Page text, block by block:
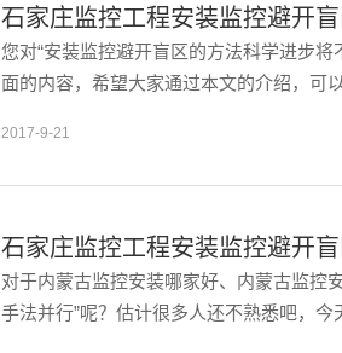
石家庄监控工程安装监控避开
您对“安装监控避开盲区的方法科学进步
面的内容，希望大家通过本文的介绍，可
2017-9-21
石家庄监控工程安装监控避开
对于内蒙古监控安装哪家好、内蒙古监控
手法并行”呢？估计很多人还不熟悉吧，今